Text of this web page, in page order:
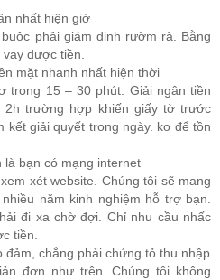
nhất hiện giờ
phải giám định rườm rà. Bằng
được tiền.
mặt nhanh nhất hiện thời
trong 15 – 30 phút. Giải ngân tiền
trường hợp khiến giấy tờ trước
kết giải quyết trong ngày. ko để tồn
là bạn có mạng internet
xét website. Chúng tôi sẽ mang
năm kinh nghiệm hỗ trợ bạn.
đi xa chờ đợi. Chỉ nhu cầu nhấc
tiền.
đảm, chẳng phải chứng tỏ thu nhập
đơn như trên. Chúng tôi không